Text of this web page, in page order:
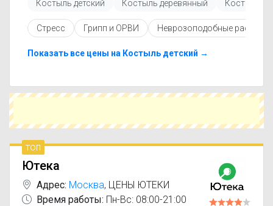
Перед покупкой рекомендуется ознакомиться с
инструкцией по применению, показаниями и
противопоказаниями. При необходимости вы
металлический с похожим действующим
ближайшей аптеке, укажите свой город и
вариант по цене и наличию.
Костыль детский Костыль деревянный Костыль
Стресс Грипп и ОРВИ Неврозоподобные
Показать все цены на Костыль детский →
топ
Ютека
Адрес: Москва, ЦЕНЫ ЮТЕКИ
Время работы: Пн-Вс: 08:00-21:00